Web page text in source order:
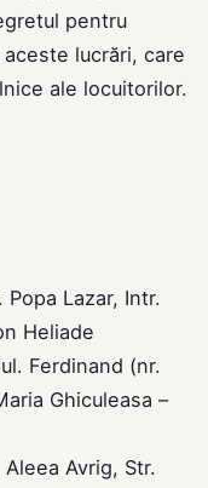
pentru
lucrări, care
ale locuitorilor.
Lazar, Intr.
Heliade
Ferdinand (nr.
Ghiculeasa –
Avrig, Str.